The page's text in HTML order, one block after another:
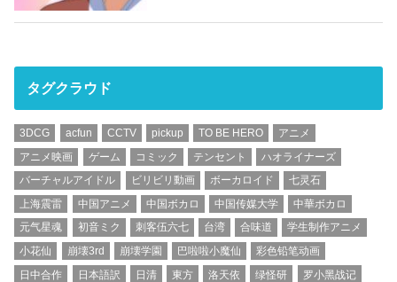
タグクラウド
3DCG acfun CCTV pickup TO BE HERO
アニメ
アニメ映画
ゲーム コミック テンセント
ハオライナーズ
バーチャルアイドル
ビリビリ動画 ボーカロイド
七灵石
上海震雷
中国アニメ 中国ボカロ 中国传媒大学
中華ボカロ
元气星魂
初音ミク 刺客伍六七 台湾 合味道
学生制作アニメ
小花仙
崩壊3rd 崩壊学園 巴啦啦小魔仙
彩色铅笔动画
日中合作
日本語訳 日清 東方 洛天依 绿怪研
罗小黑战记